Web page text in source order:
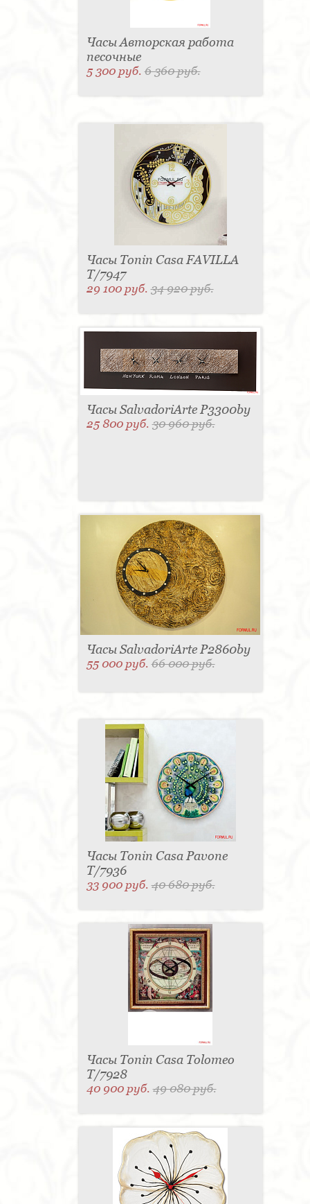
Часы Авторская работа
песочные
5 300 руб.6 360 руб.
Часы Tonin Casa FAVILLA
T/7947
29 100 руб.34 920 руб.
Часы SalvadoriArte P3300by
25 800 руб.30 960 руб.
Часы SalvadoriArte P2860by
55 000 руб.66 000 руб.
Часы Tonin Casa Pavone
T/7936
33 900 руб.40 680 руб.
Часы Tonin Casa Tolomeo
T/7928
40 900 руб.49 080 руб.